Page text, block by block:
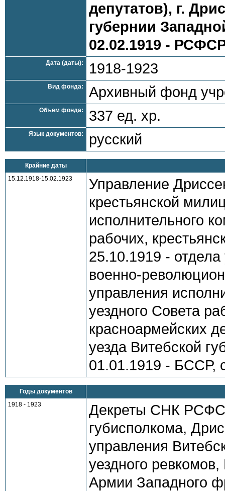
депутатов), г.
губернии
02.02.1919 -
Дата (даты): 1918-1923
Вид фонда: Архивный фонд
Объем фонда: 337 ед. хр.
Язык документов: русский
Крайние даты
15.12.1918-15.02.1923
Управление
крестьянской
исполнительного
рабочих,
25.10.1919 - отдела
военно-
управления
уездного Совета
красноармейских
уезда Витебской
01.01.1919 - БССР,
Годы документов
1918 - 1923
Декреты СНК
губисполкома,
управления
уездного
Армии Западного